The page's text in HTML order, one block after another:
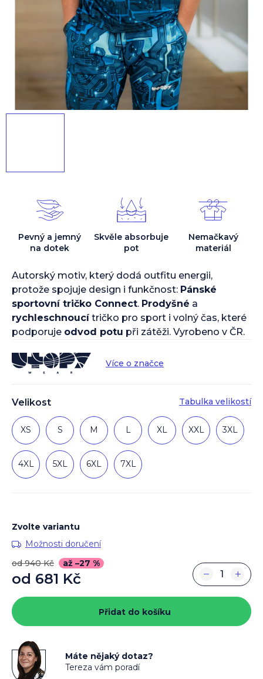
Velikost Tabulka velikostí
XS S M L XL XXL 3XL
4XL 5XL 6XL 7XL
Autorský motiv, který dodá outfitu energii,
protože spojuje design i funkčnost: Pánské
sportovní tričko Connect. Prodyšné a
rychleschnoucítričko pro sport i volný čas, které
podporuje odvod potu při zátěži. Vyrobeno v ČR.
Více o značce
Pevný a jemný
na dotek
Skvěle absorbuje
pot
Nemačkavý
materiál
Zvolte variantu
Možnosti doručení
od 940 Kč
až –27 %
od 681 Kč
cena:
+
−
Přidat do košíku
Máte nějaký dotaz?
Tereza vám poradí